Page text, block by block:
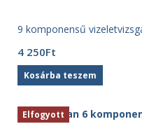
9 komponensű
4 250Ft
Kosárba teszem
Elfogyott